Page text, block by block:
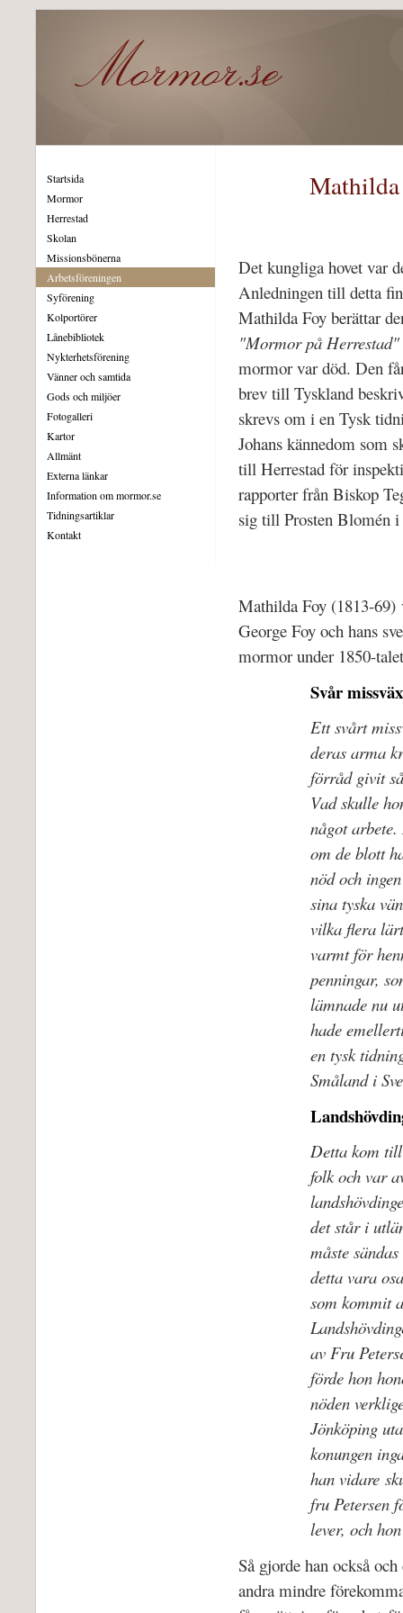
Startsida
Mormor
Herrestad
Skolan
Missionsbönerna
Arbetsföreningen
Syförening
Kolportörer
Lånebibliotek
Nykterhetsförening
Vänner och samtida
Gods och miljöer
Fotogalleri
Kartor
Allmänt
Externa länkar
Information om mormor.se
Tidningsartiklar
Kontakt
Mathilda
Det kungliga hovet var
Anledningen till detta
Mathilda Foy berättar
"Mormor på Herrestad"
mormor var död. Den
brev till Tyskland
skrevs om i en Tysk
Johans kännedom som
till Herrestad för
rapporter från Biskop
sig till Prosten Blomén
Mathilda Foy (1813-
George Foy och hans
mormor under 1850-
Svår
Ett svårt
deras arma
förråd givit
Vad skulle
något
om de blott
nöd och
sina tyska
vilka flera
varmt för
penningar,
lämnade nu
hade
en tysk
Småland i
Detta kom
folk och var
det står i
måste
detta vara
som kommit
av Fru
förde hon
nöden
Jönköping
konungen
han vidare
fru Petersen
lever, och
Så gjorde han också
andra mindre